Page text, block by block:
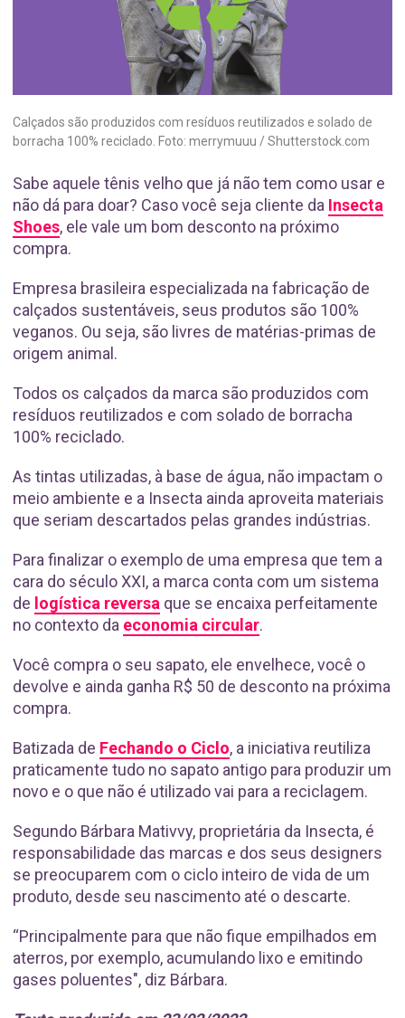
Calçados são produzidos com resíduos reutilizados e solado de
borracha 100% reciclado. Foto: merrymuuu / Shutterstock.com
Sabe aquele tênis velho que já não tem como usar e
não dá para doar? Caso você seja cliente da Insecta
Shoes, ele vale um bom desconto na próximo
compra.
Empresa brasileira especializada na fabricação de
calçados sustentáveis, seus produtos são 100%
veganos. Ou seja, são livres de matérias-primas de
origem animal.
Todos os calçados da marca são produzidos com
resíduos reutilizados e com solado de borracha
100% reciclado.
As tintas utilizadas, à base de água, não impactam o
meio ambiente e a Insecta ainda aproveita materiais
que seriam descartados pelas grandes indústrias.
Para finalizar o exemplo de uma empresa que tem a
cara do século XXI, a marca conta com um sistema
de logística reversa que se encaixa perfeitamente
no contexto da economia circular.
Você compra o seu sapato, ele envelhece, você o
devolve e ainda ganha R$ 50 de desconto na próxima
compra.
Batizada de Fechando o Ciclo, a iniciativa reutiliza
praticamente tudo no sapato antigo para produzir um
novo e o que não é utilizado vai para a reciclagem.
Segundo Bárbara Mativvy, proprietária da Insecta, é
responsabilidade das marcas e dos seus designers
se preocuparem com o ciclo inteiro de vida de um
produto, desde seu nascimento até o descarte.
“Principalmente para que não fique empilhados em
aterros, por exemplo, acumulando lixo e emitindo
gases poluentes", diz Bárbara.